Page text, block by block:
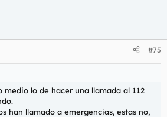
#75
medio lo de hacer una llamada al 112
han llamado a emergencias, estas no,